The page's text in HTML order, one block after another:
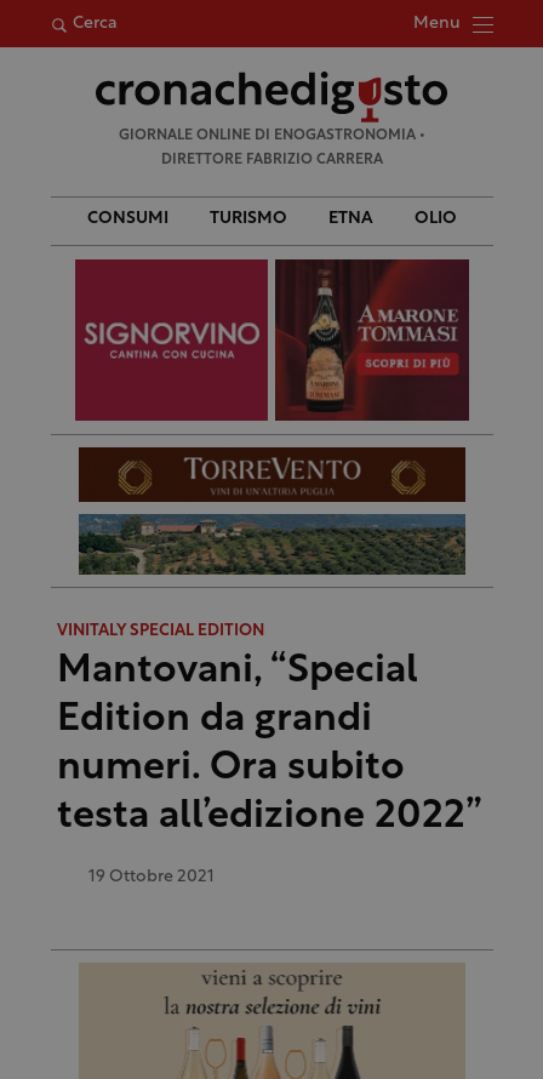
Cerca Menu
per:
GIORNALE ONLINE DI ENOGASTRONOMIA •
DIRETTORE FABRIZIO CARRERA
CONSUMI TURISMO ETNA OLIO
VINITALY SPECIAL EDITION
Mantovani, “Special
Edition da grandi
numeri. Ora subito
testa all’edizione 2022”
19 Ottobre 2021